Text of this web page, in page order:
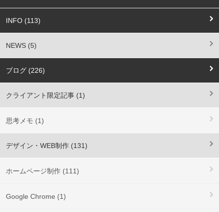
INFO (113)
NEWS (5)
ブログ (226)
クライアント限定記事 (1)
思考メモ (1)
デザイン・WEB制作 (131)
ホームページ制作 (111)
Google Chrome (1)